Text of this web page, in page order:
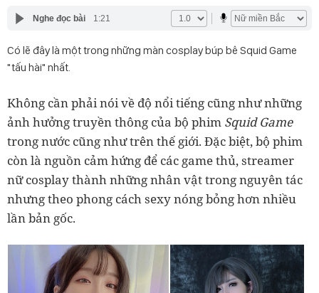
Nghe đọc bài 1:21
Có lẽ đây là một trong những màn cosplay búp bê Squid Game
"tấu hài" nhất.
Không cần phải nói về độ nổi tiếng cũng như những
ảnh hưởng truyền thông của bộ phim Squid Game
trong nước cũng như trên thế giới. Đặc biệt, bộ phim
còn là nguồn cảm hứng để các game thủ, streamer
nữ cosplay thành những nhân vật trong nguyên tác
nhưng theo phong cách sexy nóng bỏng hơn nhiều
lần bản gốc.